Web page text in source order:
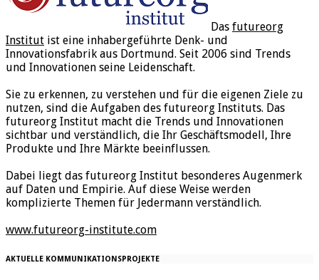
Das futureorg
Institut ist eine inhabergeführte Denk- und
Innovationsfabrik aus Dortmund. Seit 2006 sind Trends
und Innovationen seine Leidenschaft.
Sie zu erkennen, zu verstehen und für die eigenen Ziele zu
nutzen, sind die Aufgaben des futureorg Instituts. Das
futureorg Institut macht die Trends und Innovationen
sichtbar und verständlich, die Ihr Geschäftsmodell, Ihre
Produkte und Ihre Märkte beeinflussen.
Dabei liegt das futureorg Institut besonderes Augenmerk
auf Daten und Empirie. Auf diese Weise werden
komplizierte Themen für Jedermann verständlich.
www.futureorg-institute.com
AKTUELLE KOMMUNIKATIONSPROJEKTE